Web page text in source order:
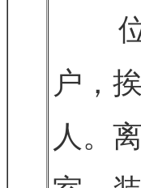
位
户，
人。